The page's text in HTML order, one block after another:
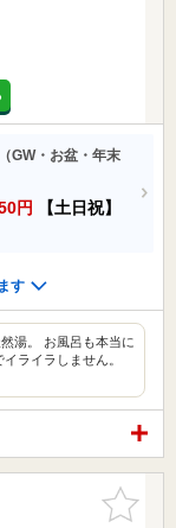
GW・お盆・年末
円
【土日祝】
す
湯。 お風呂も本当に
ライラしません。
お気に入
りに追加